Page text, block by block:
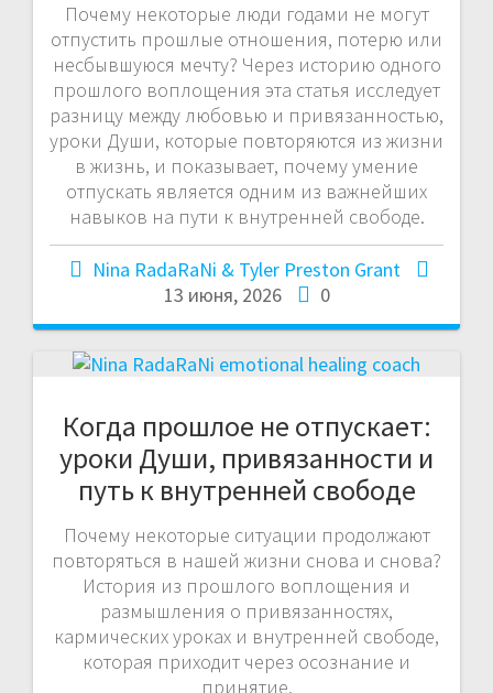
Почему некоторые люди годами не могут
отпустить прошлые отношения, потерю или
несбывшуюся мечту? Через историю одного
прошлого воплощения эта статья исследует
разницу между любовью и привязанностью,
уроки Души, которые повторяются из жизни
в жизнь, и показывает, почему умение
отпускать является одним из важнейших
навыков на пути к внутренней свободе.
Nina RadaRaNi & Tyler Preston Grant
13 июня, 2026
0
Когда прошлое не отпускает:
уроки Души, привязанности и
путь к внутренней свободе
Почему некоторые ситуации продолжают
повторяться в нашей жизни снова и снова?
История из прошлого воплощения и
размышления о привязанностях,
кармических уроках и внутренней свободе,
которая приходит через осознание и
принятие.